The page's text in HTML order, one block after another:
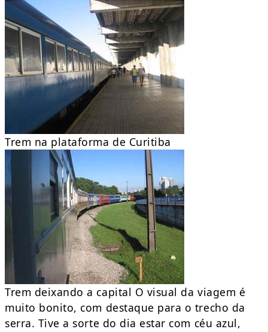
Trem na plataforma de Curitiba
Trem deixando a capital O visual da viagem é
muito bonito, com destaque para o trecho da
serra. Tive a sorte do dia estar com céu azul,